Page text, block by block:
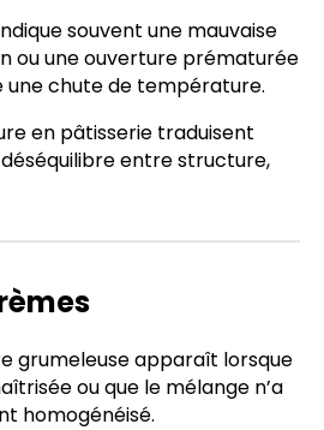
souvent une mauvaise
ou une ouverture prématurée
une chute de température.
en pâtisserie traduisent
entre structure,
grumeleuse apparaît lorsque
ou que le mélange n’a
homogénéisé.